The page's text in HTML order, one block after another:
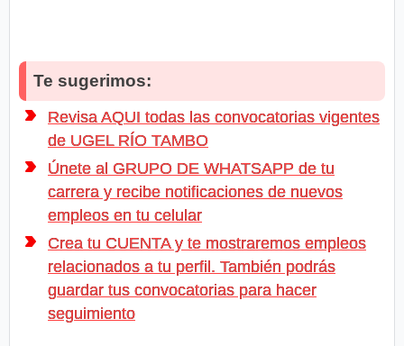
Te sugerimos:
Revisa AQUI todas las convocatorias vigentes
de UGEL RÍO TAMBO
Únete al GRUPO DE WHATSAPP de tu
carrera y recibe notificaciones de nuevos
empleos en tu celular
Crea tu CUENTA y te mostraremos empleos
relacionados a tu perfil. También podrás
guardar tus convocatorias para hacer
seguimiento